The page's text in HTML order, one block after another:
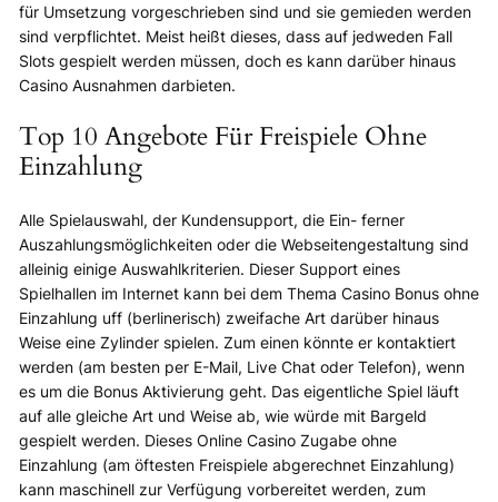
für Umsetzung vorgeschrieben sind und sie gemieden werden
sind verpflichtet. Meist heißt dieses, dass auf jedweden Fall
Slots gespielt werden müssen, doch es kann darüber hinaus
Casino Ausnahmen darbieten.
Top 10 Angebote Für Freispiele Ohne
Einzahlung
Alle Spielauswahl, der Kundensupport, die Ein- ferner
Auszahlungsmöglichkeiten oder die Webseitengestaltung sind
alleinig einige Auswahlkriterien. Dieser Support eines
Spielhallen im Internet kann bei dem Thema Casino Bonus ohne
Einzahlung uff (berlinerisch) zweifache Art darüber hinaus
Weise eine Zylinder spielen. Zum einen könnte er kontaktiert
werden (am besten per E-Mail, Live Chat oder Telefon), wenn
es um die Bonus Aktivierung geht. Das eigentliche Spiel läuft
auf alle gleiche Art und Weise ab, wie würde mit Bargeld
gespielt werden. Dieses Online Casino Zugabe ohne
Einzahlung (am öftesten Freispiele abgerechnet Einzahlung)
kann maschinell zur Verfügung vorbereitet werden, zum